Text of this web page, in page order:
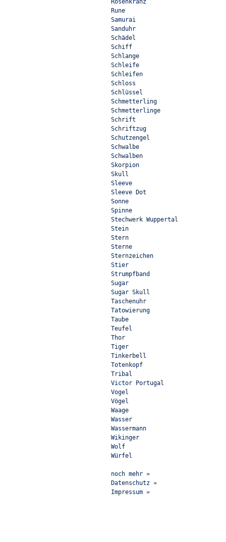
Rosenkranz
Rune
Samurai
Sanduhr
Schädel
Schiff
Schlange
Schleife
Schleifen
Schloss
Schlüssel
Schmetterling
Schmetterlinge
Schrift
Schriftzug
Schutzengel
Schwalbe
Schwalben
Skorpion
Skull
Sleeve
Sleeve Dot
Sonne
Spinne
Stechwerk Wuppertal
Stein
Stern
Sterne
Sternzeichen
Stier
Strumpfband
Sugar
Sugar Skull
Taschenuhr
Tatowierung
Taube
Teufel
Thor
Tiger
Tinkerbell
Totenkopf
Tribal
Victor Portugal
Vogel
Vögel
Waage
Wasser
Wassermann
Wikinger
Wolf
Würfel
noch mehr »
Datenschutz »
Impressum »